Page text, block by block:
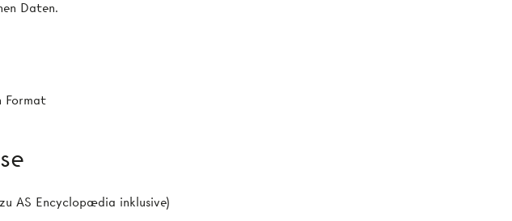
Daten.
Format
AS Encyclopædia inklusive)